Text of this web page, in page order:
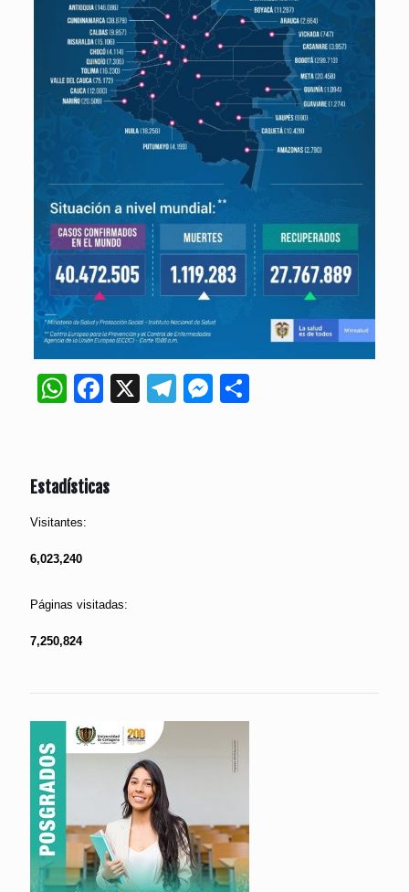
WhatsApp
Facebook
X Telegram
Messenger
Estadísticas
Visitantes:
6,023,240
Páginas visitadas:
7,250,824